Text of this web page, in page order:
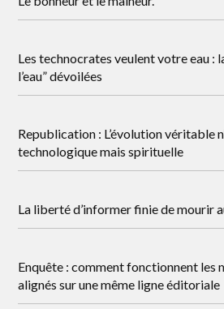
Les technocrates veulent votre eau :
l’eau” dévoilées
Republication : L’évolution véritable
technologique mais spirituelle
La liberté d’informer finie de mourir
Enquête : comment fonctionnent les
alignés sur une même ligne éditoriale